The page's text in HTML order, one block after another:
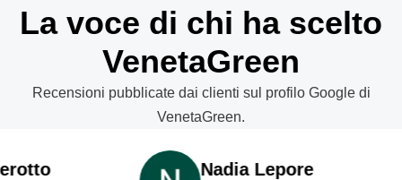
La voce di chi ha scelto
VenetaGreen
Recensioni pubblicate dai clienti sul profilo Google di
VenetaGreen.
Nadia Lepore